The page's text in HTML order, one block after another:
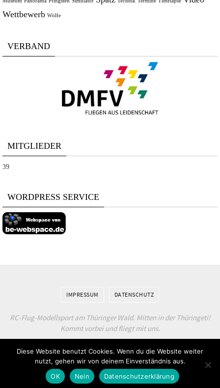
Wettbewerb Wölfe
VERBAND
MITGLIEDER
39
WORDPRESS SERVICE
IMPRESSUM DATENSCHUTZ
RC-Flug-Modellsport am Thüringer Wald. Mitten in der Thüringeti!
Kommt vorbei und fliegt mit uns.
Diese Website benutzt Cookies. Wenn du die Website weiter
nutzt, gehen wir von deinem Einverständnis aus.
OK
Nein Datenschutzerklärung